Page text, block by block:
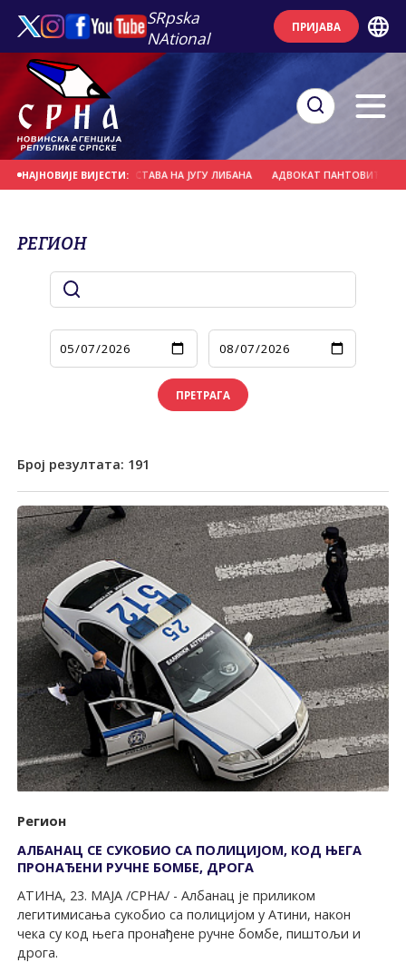
SRpska
NAtional
ПРИЈАВА
НАЈНОВИЈЕ ВИЈЕСТИ:
ДЕЈСТАВА НА ЈУГУ ЛИБАНА АДВОКАТ ПАНТОВИЋ: ПРИТВОР
РЕГИОН
ПРЕТРАГА
Број резултата: 191
Регион
АЛБАНАЦ СЕ СУКОБИО СА ПОЛИЦИЈОМ, КОД ЊЕГА
ПРОНАЂЕНИ РУЧНЕ БОМБЕ, ДРОГА
АТИНА, 23. МАЈА /СРНА/ - Албанац је приликом
легитимисања сукобио са полицијом у Атини, након
чека су код њега пронађене ручне бомбе, пиштољи и
дрога.